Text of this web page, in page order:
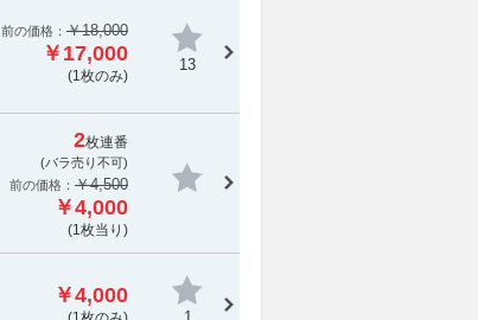
前の価格： ￥18,000
￥17,000
(1枚のみ)
13
2枚連番
(バラ売り不可)
前の価格： ￥4,500
￥4,000
(1枚当り)
￥4,000